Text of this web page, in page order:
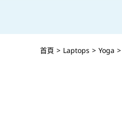
2
首頁 > Laptops > Yoga >